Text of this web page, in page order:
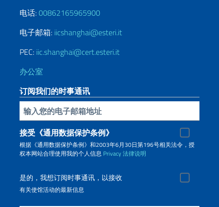
电话:00862165965900
电子邮箱: iicshanghai@esteri.it
PEC: iic.shanghai@cert.esteri.it
办公室
订阅我们的时事通讯
插入你的電子郵件
接受《通用数据保护条例》
根据《通用数据保护条例》和2003年6月30日第196号相关法令，授
权本网站合理使用我的个人信息 Privacy法律说明
是的，我想订阅时事通讯，以接收
有关使馆活动的最新信息